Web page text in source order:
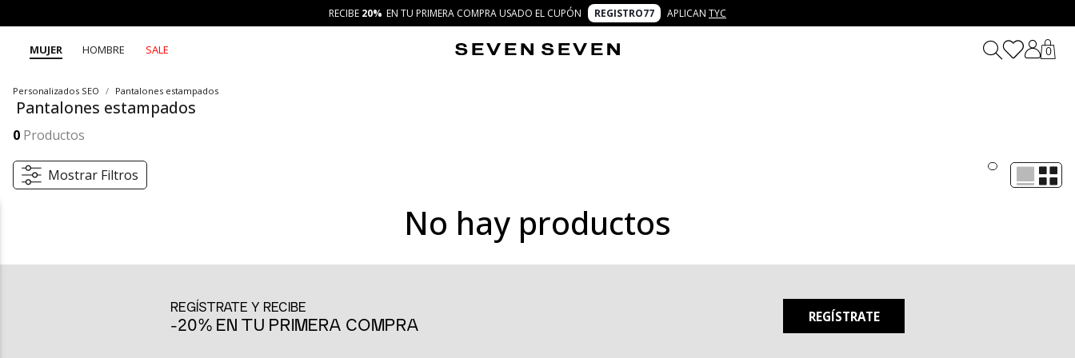
RECIBE 20% EN TU PRIMERA COMPRA USADO EL CUPÓN REGISTRO77 APLICAN TYC
MUJER HOMBRE SALE 0
Personalizados SEO Pantalones estampados
Pantalones estampados
0 Productos
Mostrar Filtros
No hay productos
Los pantalones estampados de SEVEN SEVEN son la opción perfecta para quienes buscan dar un giro audaz a su estilo diario. Con una amplia variedad de estampados, desde florales hasta gráficos,
Versatilidad creativa para cada ocasión
Los pantalones estampados son la base perfecta para construir tu look bajo el concepto 7 días 7 looks. Ya sea que estés buscando algo para una salida casual con amigos, un día de trabajo remoto o
REGÍSTRATE Y RECIBE
-20% EN TU PRIMERA COMPRA REGÍSTRATE